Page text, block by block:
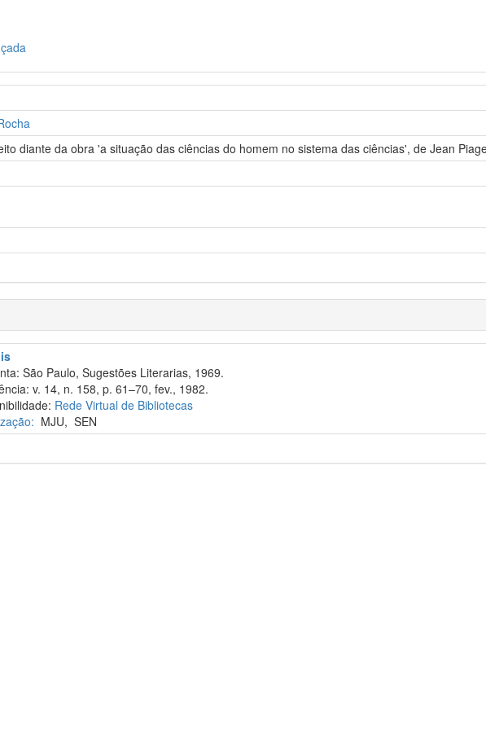
diante da obra 'a situação das ciências do homem no sistema das ciências', de Jean
São Paulo, Sugestões Literarias, 1969.
v. 14, n. 158, p. 61–70, fev., 1982.
Rede Virtual de Bibliotecas
MJU,SEN